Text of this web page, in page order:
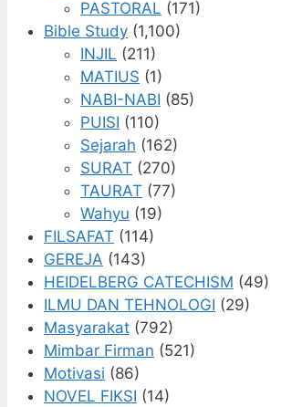
PASTORAL (171)
Bible Study (1,100)
INJIL (211)
MATIUS (1)
NABI-NABI (85)
PUISI (110)
Sejarah (162)
SURAT (270)
TAURAT (77)
Wahyu (19)
FILSAFAT (114)
GEREJA (143)
HEIDELBERG CATECHISM (49)
ILMU DAN TEHNOLOGI (29)
Masyarakat (792)
Mimbar Firman (521)
Motivasi (86)
NOVEL FIKSI (14)